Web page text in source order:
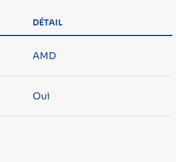
DÉTAIL
AMD
Oui